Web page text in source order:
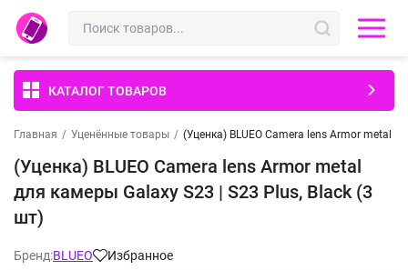
КАТАЛОГ ТОВАРОВ
Главная / Уценённые товары / (Уценка) BLUEO Camera lens Armor metal
(Уценка) BLUEO Camera lens Armor metal
для камеры Galaxy S23 | S23 Plus, Black (3
шт)
Бренд:BLUEO Избранное